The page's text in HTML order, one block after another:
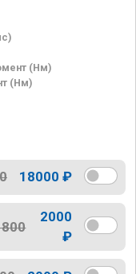
(Нм)
(Нм)
18000 ₽
2000
₽